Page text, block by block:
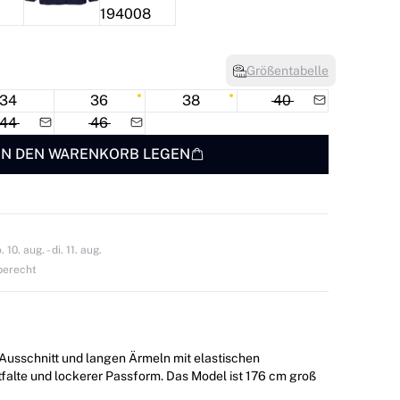
Größentabelle
34 36 38
40
44
46
DEN WARENKORB LEGEN
aug. - di. 11. aug.
und langen Ärmeln mit elastischen
Passform. Das Model ist 176 cm groß